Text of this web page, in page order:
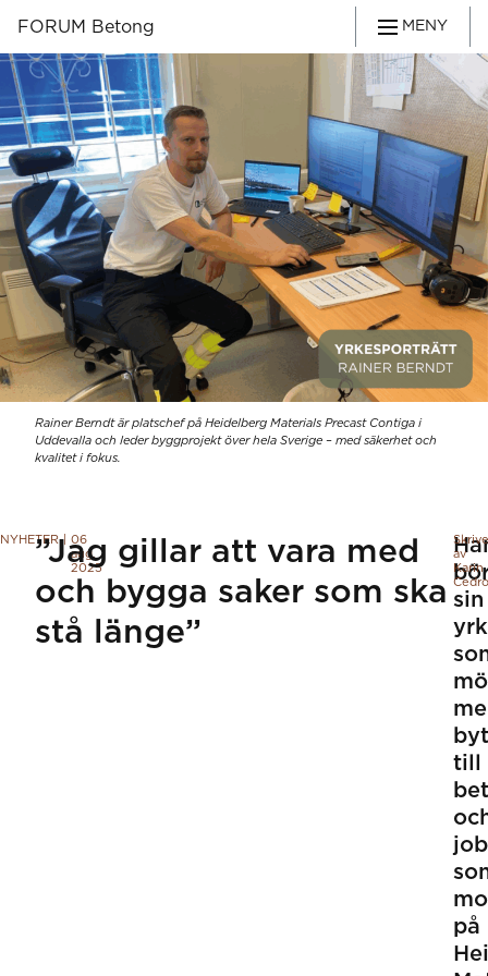
FORUM Betong MENY
Rainer Berndt är platschef på Heidelberg Materials Precast Contiga i
Uddevalla och leder byggprojekt över hela Sverige – med säkerhet och
kvalitet i fokus.
NYHETER | 06
aug.
2025
”Jag gillar att vara med
och bygga saker som ska
stå länge”
sin
till
på
av
Karin